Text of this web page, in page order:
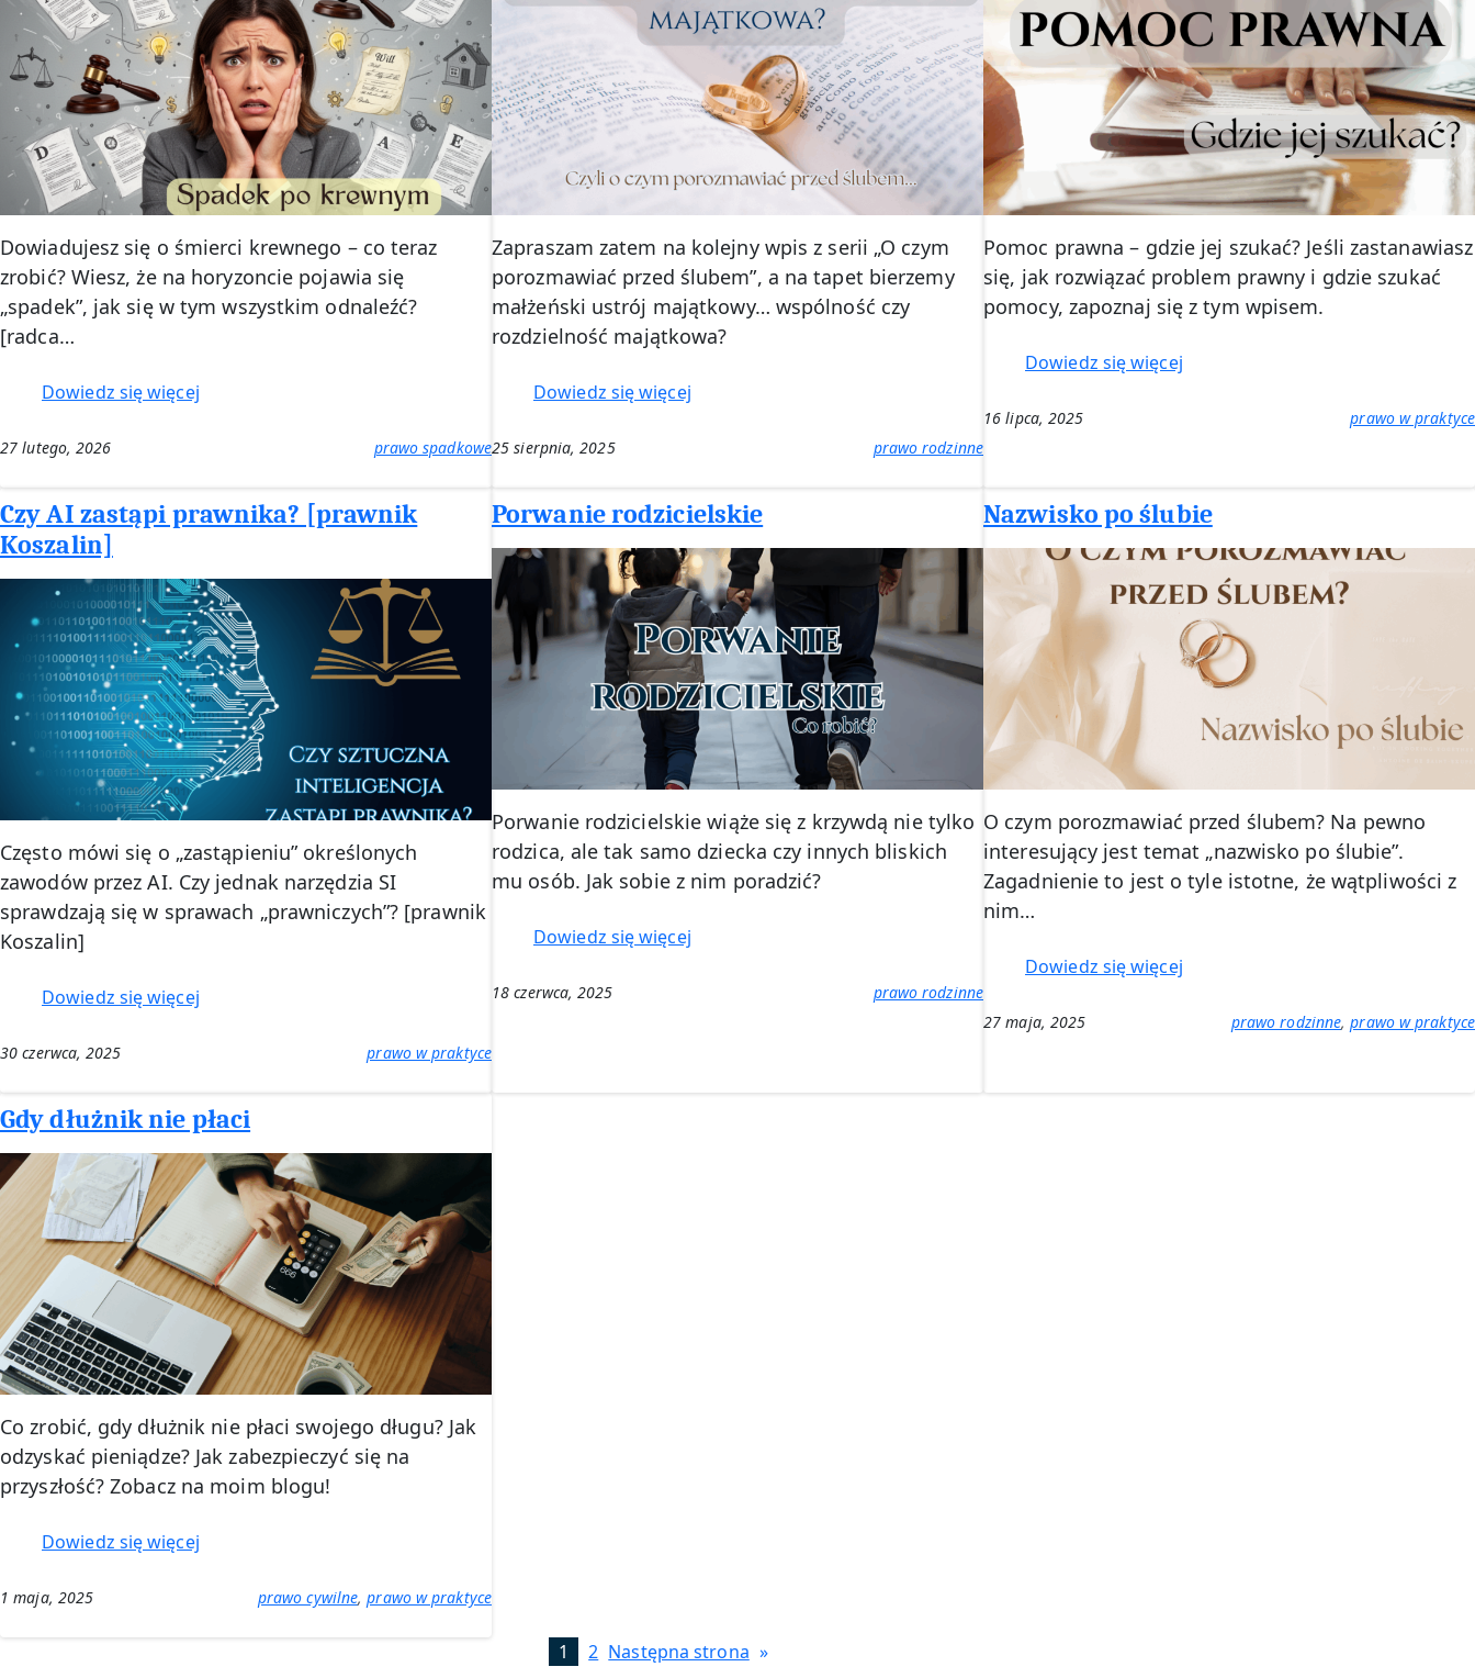
Dowiadujesz się o śmierci krewnego – co teraz
zrobić? Wiesz, że na horyzoncie pojawia się
„spadek”, jak się w tym wszystkim odnaleźć?
[radca…
Dowiedz się więcej:
–
co
27 lutego, 2026 prawo spadkowe
Zapraszam zatem na kolejny wpis z serii „O czym
porozmawiać przed ślubem”, a na tapet bierzemy
małżeński ustrój majątkowy… wspólność czy
rozdzielność majątkowa?
Dowiedz się więcej:
majątkowa?
25 sierpnia, 2025 prawo rodzinne
Pomoc prawna – gdzie jej szukać? Jeśli zastanawiasz
się, jak rozwiązać problem prawny i gdzie szukać
pomocy, zapoznaj się z tym wpisem.
Dowiedz się więcej:
szukać?
16 lipca, 2025 prawo w praktyce
Czy AI zastąpi prawnika? [prawnik
Koszalin]
Często mówi się o „zastąpieniu” określonych
zawodów przez AI. Czy jednak narzędzia SI
sprawdzają się w sprawach „prawniczych”? [prawnik
Koszalin]
Dowiedz się więcej:
prawnika?
[prawnik
Koszalin]
30 czerwca, 2025 prawo w praktyce
Porwanie rodzicielskie
Porwanie rodzicielskie wiąże się z krzywdą nie tylko
rodzica, ale tak samo dziecka czy innych bliskich
mu osób. Jak sobie z nim poradzić?
Dowiedz się więcej:
18 czerwca, 2025 prawo rodzinne
Nazwisko po ślubie
O czym porozmawiać przed ślubem? Na pewno
interesujący jest temat „nazwisko po ślubie”.
Zagadnienie to jest o tyle istotne, że wątpliwości z
nim…
Dowiedz się więcej:
27 maja, 2025 prawo rodzinne, prawo w praktyce
Gdy dłużnik nie płaci
Co zrobić, gdy dłużnik nie płaci swojego długu? Jak
odzyskać pieniądze? Jak zabezpieczyć się na
przyszłość? Zobacz na moim blogu!
Dowiedz się więcej:
dłużnik
płaci
1 maja, 2025 prawo cywilne, prawo w praktyce
1 2 Następna strona »